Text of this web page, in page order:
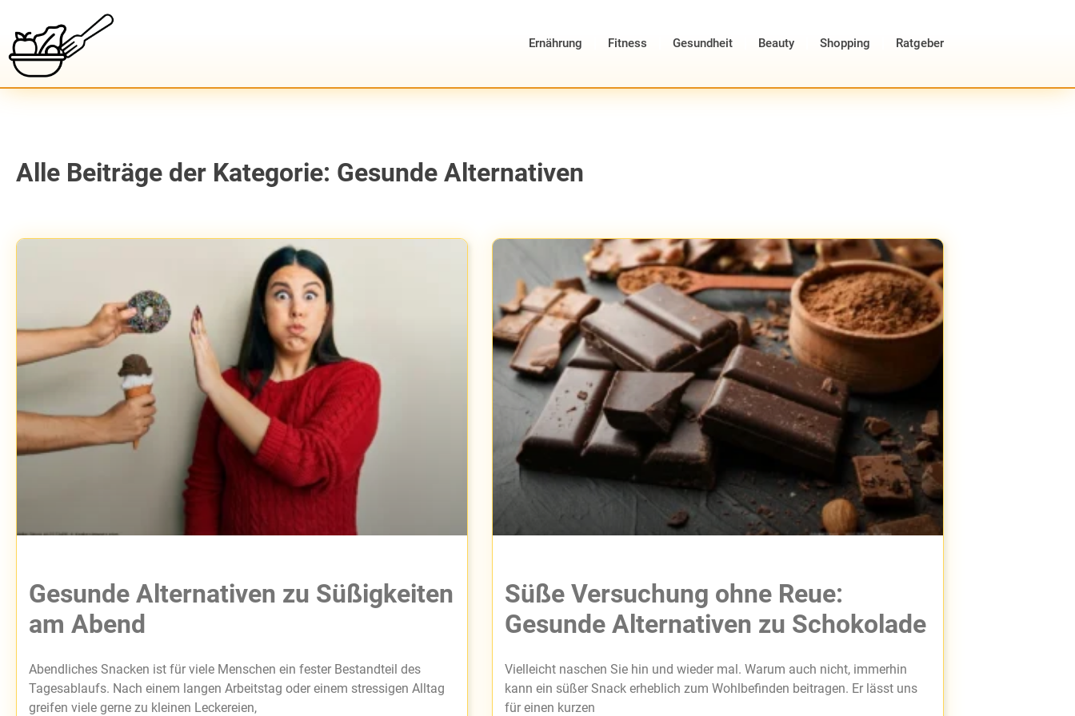
Ernährung Fitness Gesundheit Beauty Shopping Ratgeber
Alle Beiträge der Kategorie: Gesunde Alternativen
Gesunde Alternativen zu Süßigkeiten
am Abend
Abendliches Snacken ist für viele Menschen ein fester Bestandteil des
Tagesablaufs. Nach einem langen Arbeitstag oder einem stressigen Alltag
greifen viele gerne zu kleinen Leckereien,
Süße Versuchung ohne Reue:
Gesunde Alternativen zu Schokolade
Vielleicht naschen Sie hin und wieder mal. Warum auch nicht, immerhin
kann ein süßer Snack erheblich zum Wohlbefinden beitragen. Er lässt uns
für einen kurzen